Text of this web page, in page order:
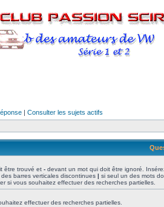
| Consulter les sujets actifs
être trouvé et - devant un mot qui doit être ignoré.
barres verticales discontinues | si seul un des mots
si vous souhaitez effectuer des recherches partielles.
effectuer des recherches partielles.